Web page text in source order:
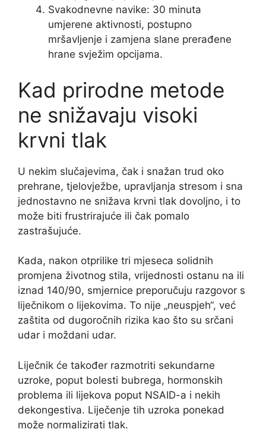
Svakodnevne navike: 30 minuta
umjerene aktivnosti, postupno
mršavljenje i zamjena slane prerađene
hrane svježim opcijama.
Kad prirodne metode
ne snižavaju visoki
krvni tlak
U nekim slučajevima, čak i snažan trud oko
prehrane, tjelovježbe, upravljanja stresom i sna
jednostavno ne snižava krvni tlak dovoljno, i to
može biti frustrirajuće ili čak pomalo
zastrašujuće.
Kada, nakon otprilike tri mjeseca solidnih
promjena životnog stila, vrijednosti ostanu na ili
iznad 140/90, smjernice preporučuju razgovor s
liječnikom o lijekovima. To nije „neuspjeh“, već
zaštita od dugoročnih rizika kao što su srčani
udar i moždani udar.
Liječnik će također razmotriti sekundarne
uzroke, poput bolesti bubrega, hormonskih
problema ili lijekova poput NSAID-a i nekih
dekongestiva. Liječenje tih uzroka ponekad
može normalizirati tlak.